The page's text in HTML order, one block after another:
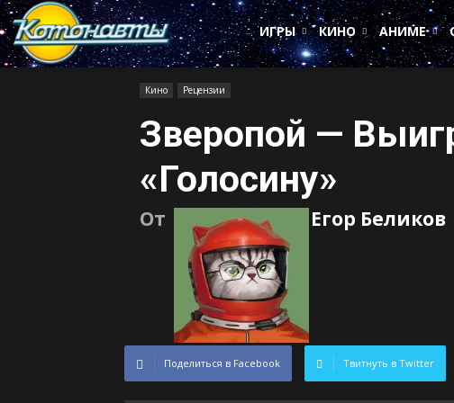
Котонавты
ИГРЫ
КИНО АНИМЕ
Кино Рецензии
Зверопой —
«Голосину»
От Егор Беликов
Поделиться в Facebook Твитнуть в Twitter